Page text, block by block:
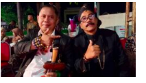
Narkoba